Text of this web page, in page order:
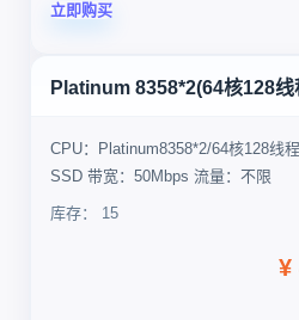
立即购买
Platinum 8358*2(64核128线
CPU：Platinum8358*2/64核128线
SSD 带宽：50Mbps 流量：不限
库存： 15
¥